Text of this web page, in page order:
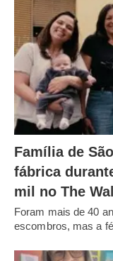
Família de
fábrica
mil no The
Foram mais de 40
escombros, mas a